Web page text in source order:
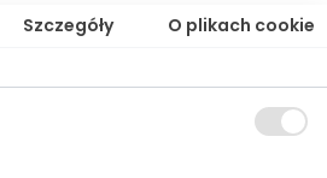
Szczegóły O plikach cookie